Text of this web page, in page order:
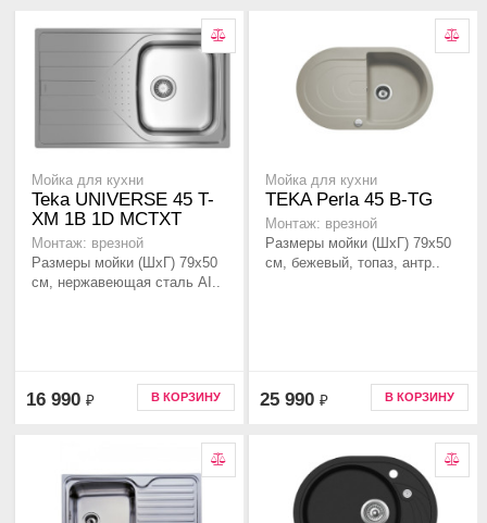
Мойка для кухни
Teka UNIVERSE 45 T-
XM 1B 1D MCTXT
Монтаж: врезной
Размеры мойки (ШхГ) 79х50
см, нержавеющая сталь AI..
16 990 ₽ В КОРЗИНУ
Мойка для кухни
TEKA Perla 45 B-TG
Монтаж: врезной
Размеры мойки (ШхГ) 79х50
см, бежевый, топаз, антр..
25 990 ₽ В КОРЗИНУ